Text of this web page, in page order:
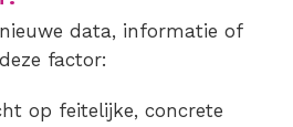
data, informatie of
factor:
op feitelijke, concrete